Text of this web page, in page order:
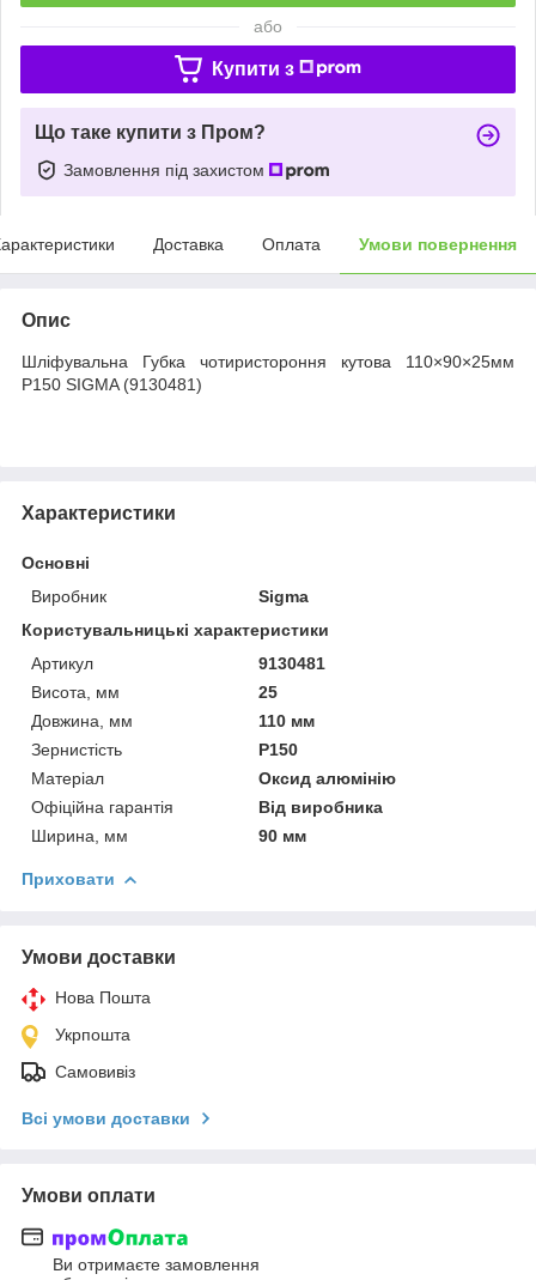
або
Купити з
Що таке купити з Пром?
Замовлення під захистом
Доставка Оплата Умови повернення
Опис
Шліфувальна Губка чотиристороння кутова 110×90×25мм
P150 SIGMA (9130481)
Характеристики
Основні
Виробник
Sigma
Користувальницькі характеристики
Артикул
9130481
Висота, мм
25
Довжина, мм
110 мм
Зернистість
P150
Матеріал
Оксид алюмінію
Офіційна гарантія
Від виробника
Ширина, мм
90 мм
Приховати
Умови доставки
Нова Пошта
Укрпошта
Самовивіз
Всі умови доставки
Умови оплати
Ви отримаєте замовлення